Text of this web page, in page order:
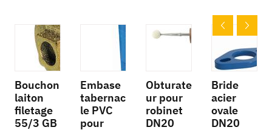
Bouchon
laiton
filetage
55/3 GB
Embase
tabernac
le PVC
pour
Obturate
ur pour
robinet
DN20
Bride
acier
ovale
DN20